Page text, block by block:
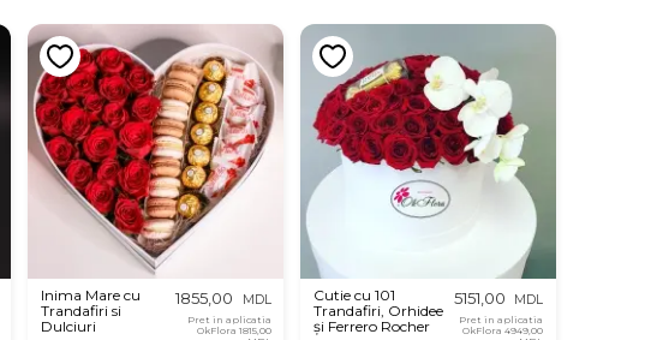
Inima Mare cu
Trandafiri si
Dulciuri
1855,00 MDL
Pret in aplicatia
OkFlora 1815,00
Cutie cu 101
Trandafiri, Orhidee
și Ferrero Rocher
5151,00 MDL
Pret in aplicatia
OkFlora4949,00